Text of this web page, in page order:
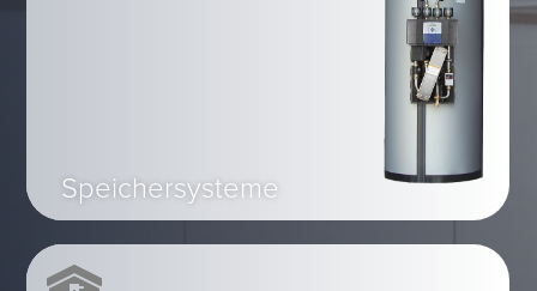
Speichersysteme